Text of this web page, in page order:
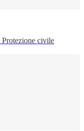
civile